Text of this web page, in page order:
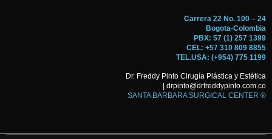
Carrera 22 No. 100 – 24
Bogota-Colombia
PBX: 57 (1) 257 1399
CEL: +57 310 809 8855
TEL.USA: (+954) 775 1199
Dr. Freddy Pinto Cirugía Plástica y Estética
| drpinto@drfreddypinto.com.co
SANTA BARBARA SURGICAL CENTER ®